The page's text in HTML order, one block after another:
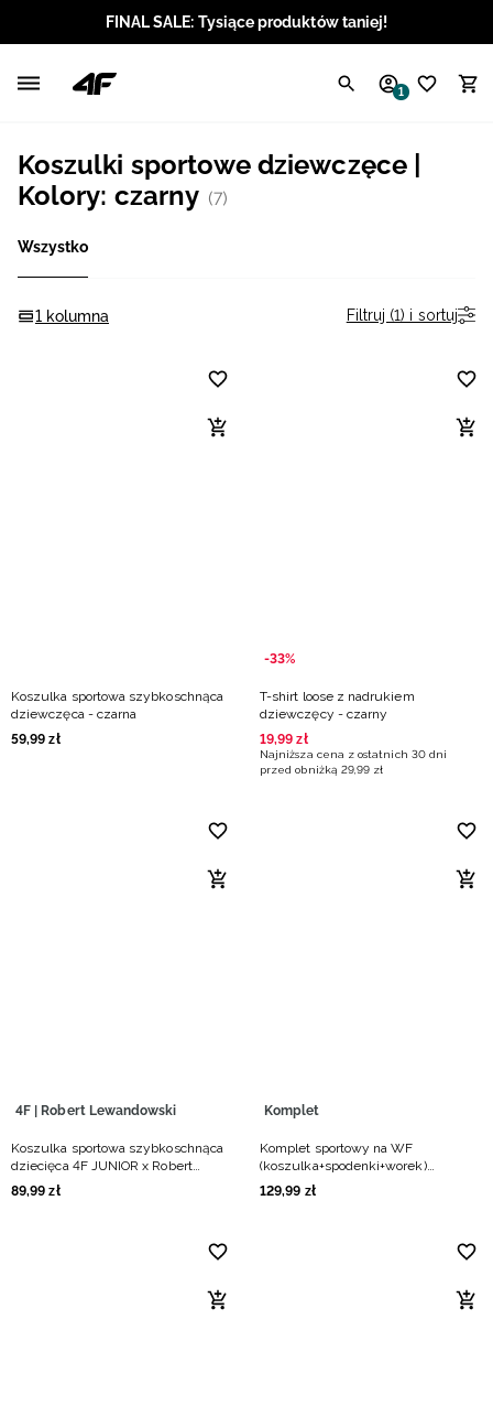
FINAL SALE: Tysiące produktów taniej!
1
Koszulki sportowe dziewczęce |
Kolory: czarny (7)
Wszystko
1 kolumna Filtruj (1) i sortuj
Koszulka sportowa szybkoschnąca
dziewczęca - czarna
59,99 zł
-33%
T-shirt loose z nadrukiem
dziewczęcy - czarny
19,99 zł
Najniższa cena z ostatnich 30 dni
przed obniżką 29,99 zł
4F | Robert Lewandowski
Koszulka sportowa szybkoschnąca
dziecięca 4F JUNIOR x Robert
Lewandowski - czarna
89,99 zł
Komplet
Komplet sportowy na WF
(koszulka+spodenki+worek)
dziecięcy - czarny
129,99 zł
Angielski / USD